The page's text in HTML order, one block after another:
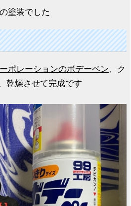
塗装でした
ポレーションのボデーペン、ク
乾燥させて完成です